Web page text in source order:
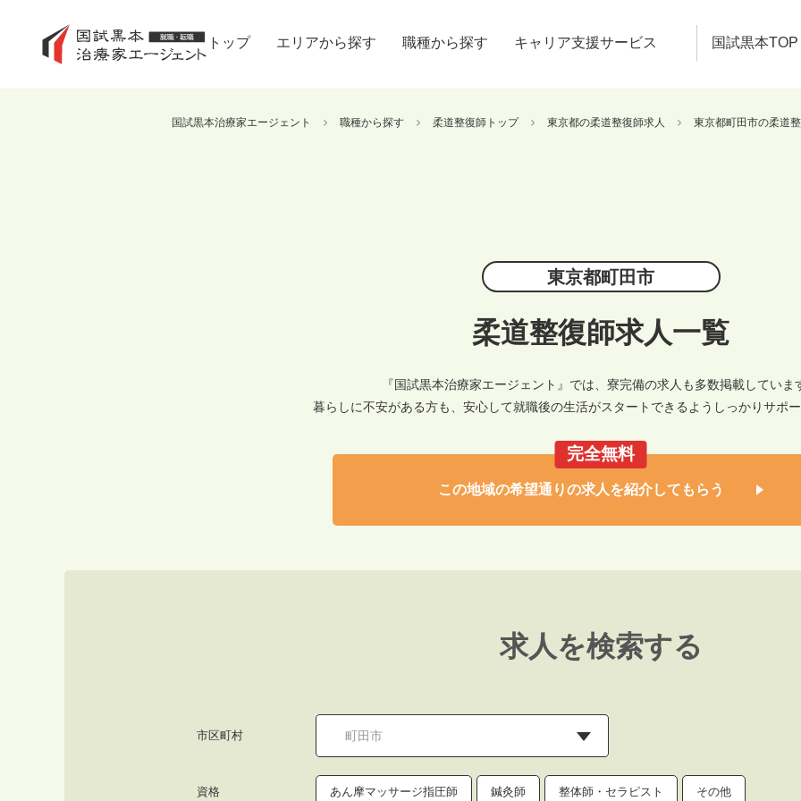
トップ エリアから探す 職種から探す キャリア支援サービス 国試黒本TOP
国試黒本治療家エージェント 職種から探す 柔道整復師トップ 東京都の柔道整復師求人 東京都町田市の柔道
東京都町田市
柔道整復師求人一覧
『国試黒本治療家エージェント』では、寮完備の求人も多数掲載していま
暮らしに不安がある方も、安心して就職後の生活がスタートできるようしっかりサポー
完全無料
この地域の希望通りの求人を紹介してもらう
求人を検索する
市区町村
資格 あん摩マッサージ指圧師 鍼灸師 整体師・セラピスト その他